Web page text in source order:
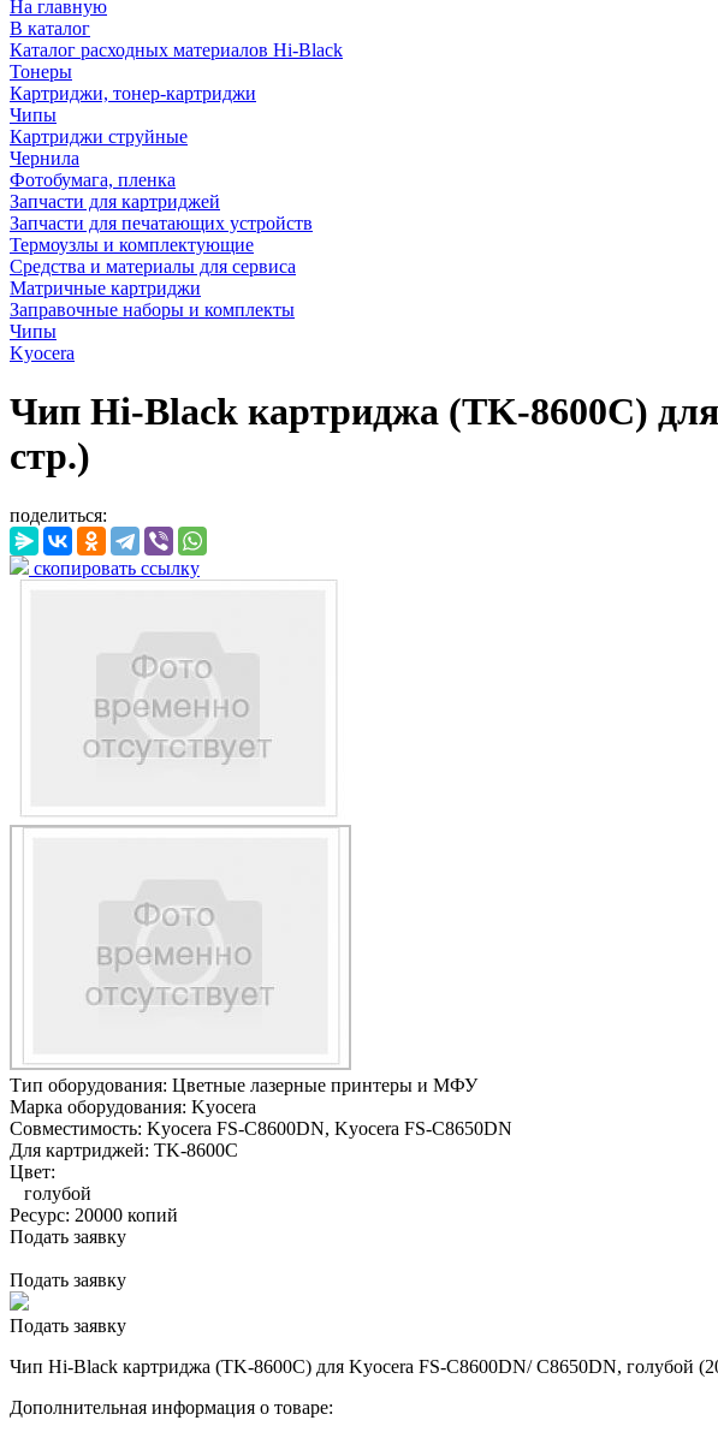
На главную
В каталог
Каталог расходных материалов Hi-Black
Тонеры
Картриджи, тонер-картриджи
Чипы
Картриджи струйные
Чернила
Фотобумага, пленка
Запчасти для картриджей
Запчасти для печатающих устройств
Термоузлы и комплектующие
Средства и материалы для сервиса
Матричные картриджи
Заправочные наборы и комплекты
Чипы
Kyocera
Чип Hi-Black картриджа (TK-8600C)
стр.)
поделиться:
скопировать ссылку
Тип оборудования: Цветные лазерные принтеры и МФУ
Марка оборудования: Kyocera
Совместимость: Kyocera FS-C8600DN, Kyocera FS-C8650DN
Для картриджей: TK-8600C
Цвет:
голубой
Ресурс: 20000 копий
Подать заявку
Подать заявку
Подать заявку
Чип Hi-Black картриджа (TK-8600C) для Kyocera FS-C8600DN/ C8650DN, голубой
Дополнительная информация о товаре: